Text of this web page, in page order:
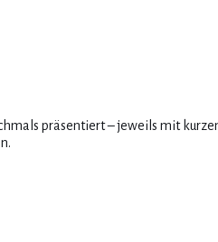
präsentiert – jeweils mit